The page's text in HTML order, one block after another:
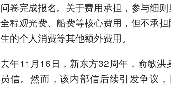
问卷完成报名。关于费用承担，参与细则
全程观光费、船费等核心费用，但不承
生的个人消费等其他额外费用。
去年11月16日，新东方32周年，俞敏洪
员信。然而，该内部信后续引发争议